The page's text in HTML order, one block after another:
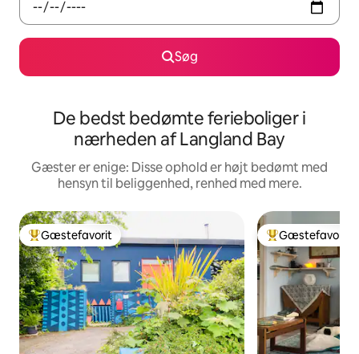
Søg
De bedst bedømte ferieboliger i
nærheden af Langland Bay
Gæster er enige: Disse ophold er højt bedømt med
hensyn til beliggenhed, renhed med mere.
Bedste gæstefavorit
Gæstefavorit Bedste
Gæstefavorit